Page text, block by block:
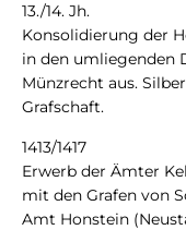
13./14. Jh.
Konsolidierung der
in den umliegenden
Münzrecht aus.
Grafschaft.
1413/1417
Erwerb der Ämter
mit den Grafen von
Amt Honstein